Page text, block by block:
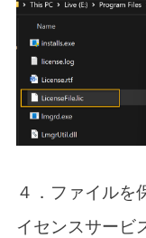
４．ファイルを
イセンスサービ